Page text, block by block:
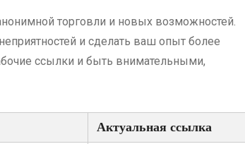
торговли и новых возможностей.
и сделать ваш опыт более
ссылки и быть внимательными,
Актуальная ссылка